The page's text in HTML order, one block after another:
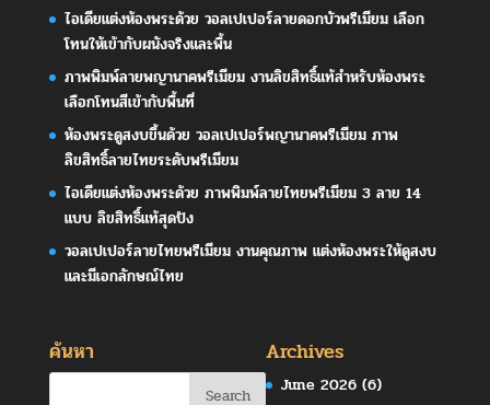
ไอเดียแต่งห้องพระด้วย วอลเปเปอร์ลายดอกบัวพรีเมียม เลือก
โทนให้เข้ากับผนังจริงและพื้น
ภาพพิมพ์ลายพญานาคพรีเมียม งานลิขสิทธิ์แท้สำหรับห้องพระ
เลือกโทนสีเข้ากับพื้นที่
ห้องพระดูสงบขึ้นด้วย วอลเปเปอร์พญานาคพรีเมียม ภาพ
ลิขสิทธิ์ลายไทยระดับพรีเมียม
ไอเดียแต่งห้องพระด้วย ภาพพิมพ์ลายไทยพรีเมียม 3 ลาย 14
แบบ ลิขสิทธิ์แท้สุดปัง
วอลเปเปอร์ลายไทยพรีเมียม งานคุณภาพ แต่งห้องพระให้ดูสงบ
และมีเอกลักษณ์ไทย
ค้นหา Archives
June 2026 (6)